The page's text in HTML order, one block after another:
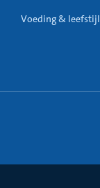
Voeding & leefstijl